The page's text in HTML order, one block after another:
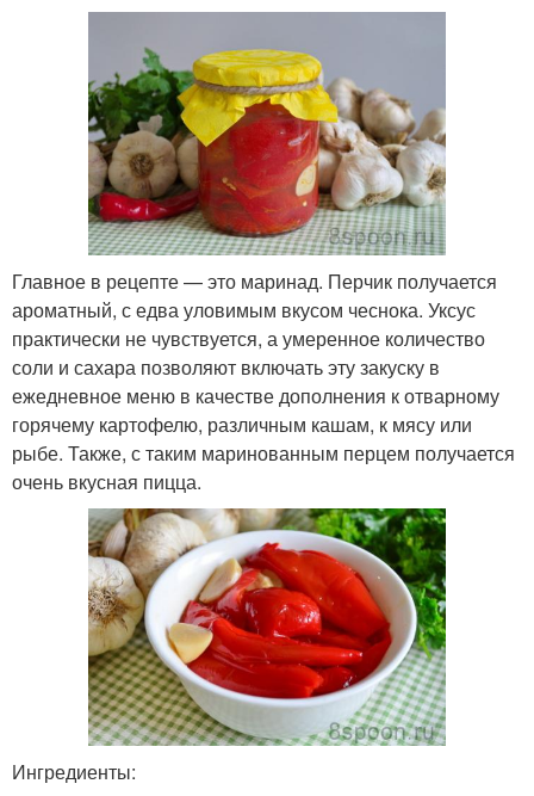
Главное в рецепте — это маринад. Перчик получается
ароматный, с едва уловимым вкусом чеснока. Уксус
практически не чувствуется, а умеренное количество
соли и сахара позволяют включать эту закуску в
ежедневное меню в качестве дополнения к отварному
горячему картофелю, различным кашам, к мясу или
рыбе. Также, с таким маринованным перцем получается
очень вкусная пицца.
Ингредиенты: